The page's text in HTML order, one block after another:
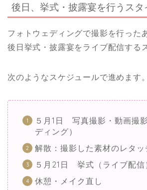
後日、挙式・披露宴を行うスタ
フォトウェディングで撮影を行った
後日挙式・披露宴をライブ配信する
次のようなスケジュールで進めます。
５月1日 写真撮影・動画撮
ディング）
解散：撮影した素材のレタッ
５月21日 挙式（ライブ配信
休憩・メイク直し